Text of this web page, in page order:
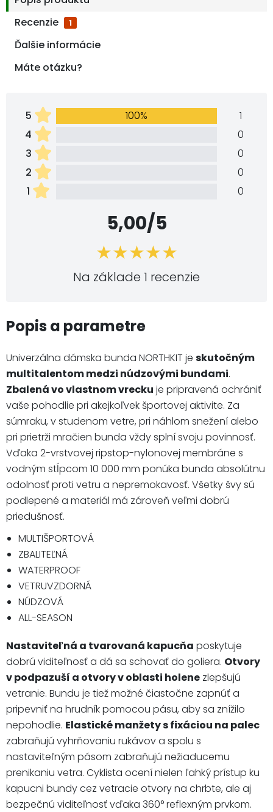
Recenzie
1
Ďalšie informácie
Máte otázku?
5 100%
1
4
0
3
0
2
0
1
0
5,00/5
Na základe 1 recenzie
Popis a parametre
Univerzálna dámska bunda NORTHKIT je skutočným
multitalentom medzi núdzovými bundami.
Zbalená vo vlastnom vrecku je pripravená ochrániť
vaše pohodlie pri akejkoľvek športovej aktivite. Za
súmraku, v studenom vetre, pri náhlom snežení alebo
pri prietrži mračien bunda vždy splní svoju povinnosť.
Vďaka 2-vrstvovej ripstop-nylonovej membráne s
vodným stĺpcom 10 000 mm ponúka bunda absolútnu
odolnosť proti vetru a nepremokavosť. Všetky švy sú
podlepené a materiál má zároveň veľmi dobrú
priedušnosť.
MULTIŠPORTOVÁ
ZBALITEĽNÁ
WATERPROOF
VETRUVZDORNÁ
NÚDZOVÁ
ALL-SEASON
Nastaviteľná a tvarovaná kapucňa poskytuje
dobrú viditeľnosť a dá sa schovať do goliera. Otvory
v podpazuší a otvory v oblasti holene zlepšujú
vetranie. Bundu je tiež možné čiastočne zapnúť a
pripevniť na hrudník pomocou pásu, aby sa znížilo
nepohodlie. Elastické manžety s fixáciou na palec
zabraňujú vyhrňovaniu rukávov a spolu s
nastaviteľným pásom zabraňujú nežiaducemu
prenikaniu vetra. Cyklista ocení nielen ľahký prístup ku
kapucni bundy cez vetracie otvory na chrbte, ale aj
bezpečnú viditeľnosť vďaka 360° reflexným prvkom.